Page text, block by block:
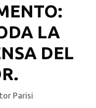
LA
DEL
Parisi